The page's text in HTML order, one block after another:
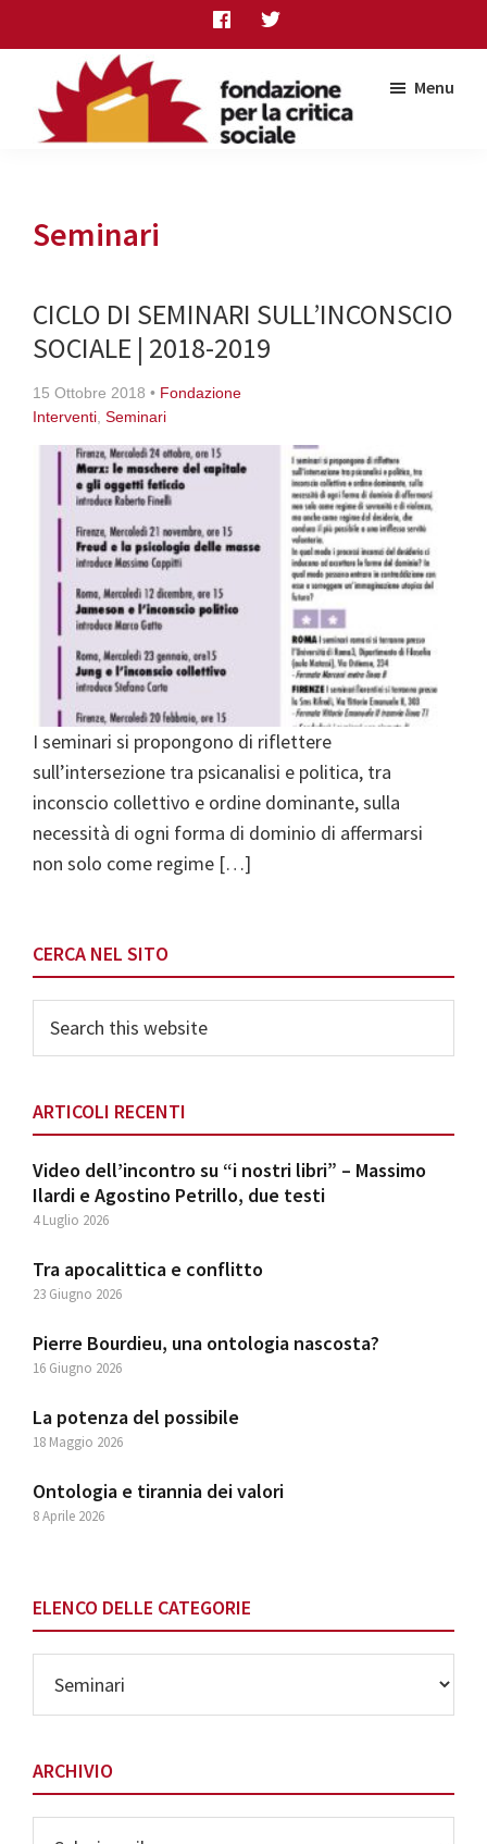
to
content
to
primary
sidebar
to
critica
sociale
Menu
Seminari
CICLO DI SEMINARI SULL’INCONSCIO
SOCIALE | 2018-2019
15 Ottobre 2018 • Fondazione
Interventi Seminari
I seminari si propongono di riflettere
sull’intersezione tra psicanalisi e politica, tra
inconscio collettivo e ordine dominante, sulla
necessità di ogni forma di dominio di affermarsi
non solo come regime […]
Primary
Sidebar
CERCA NEL SITO
this
website
ARTICOLI RECENTI
Video dell’incontro su “i nostri libri” – Massimo
Ilardi e Agostino Petrillo, due testi
4 Luglio 2026
Tra apocalittica e conflitto
23 Giugno 2026
Pierre Bourdieu, una ontologia nascosta?
16 Giugno 2026
La potenza del possibile
18 Maggio 2026
Ontologia e tirannia dei valori
8 Aprile 2026
ELENCO DELLE CATEGORIE
delle
Categorie
ARCHIVIO